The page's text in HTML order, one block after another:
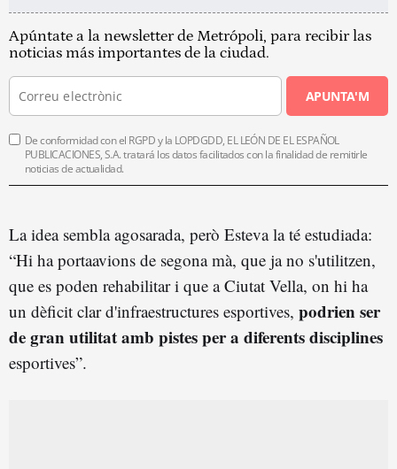
Apúntate a la newsletter de Metrópoli, para recibir las
noticias más importantes de la ciudad.
APUNTA'M
De conformidad con el RGPD y la LOPDGDD, EL LEÓN DE EL ESPAÑOL
PUBLICACIONES, S.A. tratará los datos facilitados con la finalidad de remitirle
noticias de actualidad.
La idea sembla agosarada, però Esteva la té estudiada:
“Hi ha portaavions de segona mà, que ja no s'utilitzen,
que es poden rehabilitar i que a Ciutat Vella, on hi ha
un dèficit clar d'infraestructures esportives, podrien ser
de gran utilitat amb pistes per a diferents disciplines
esportives”.